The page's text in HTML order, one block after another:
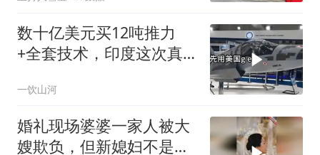
数十亿美元买12吨推力
+全套技术，印度这次真
一饮山河
婚礼现场婆婆一家人被大
嫂欺负，但新媳妇不是好